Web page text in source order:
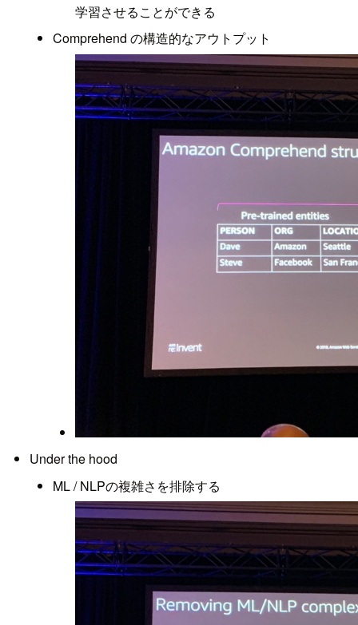
学習させることができる
Comprehend の構造的なアウトプット
Under the hood
ML / NLPの複雑さを排除する